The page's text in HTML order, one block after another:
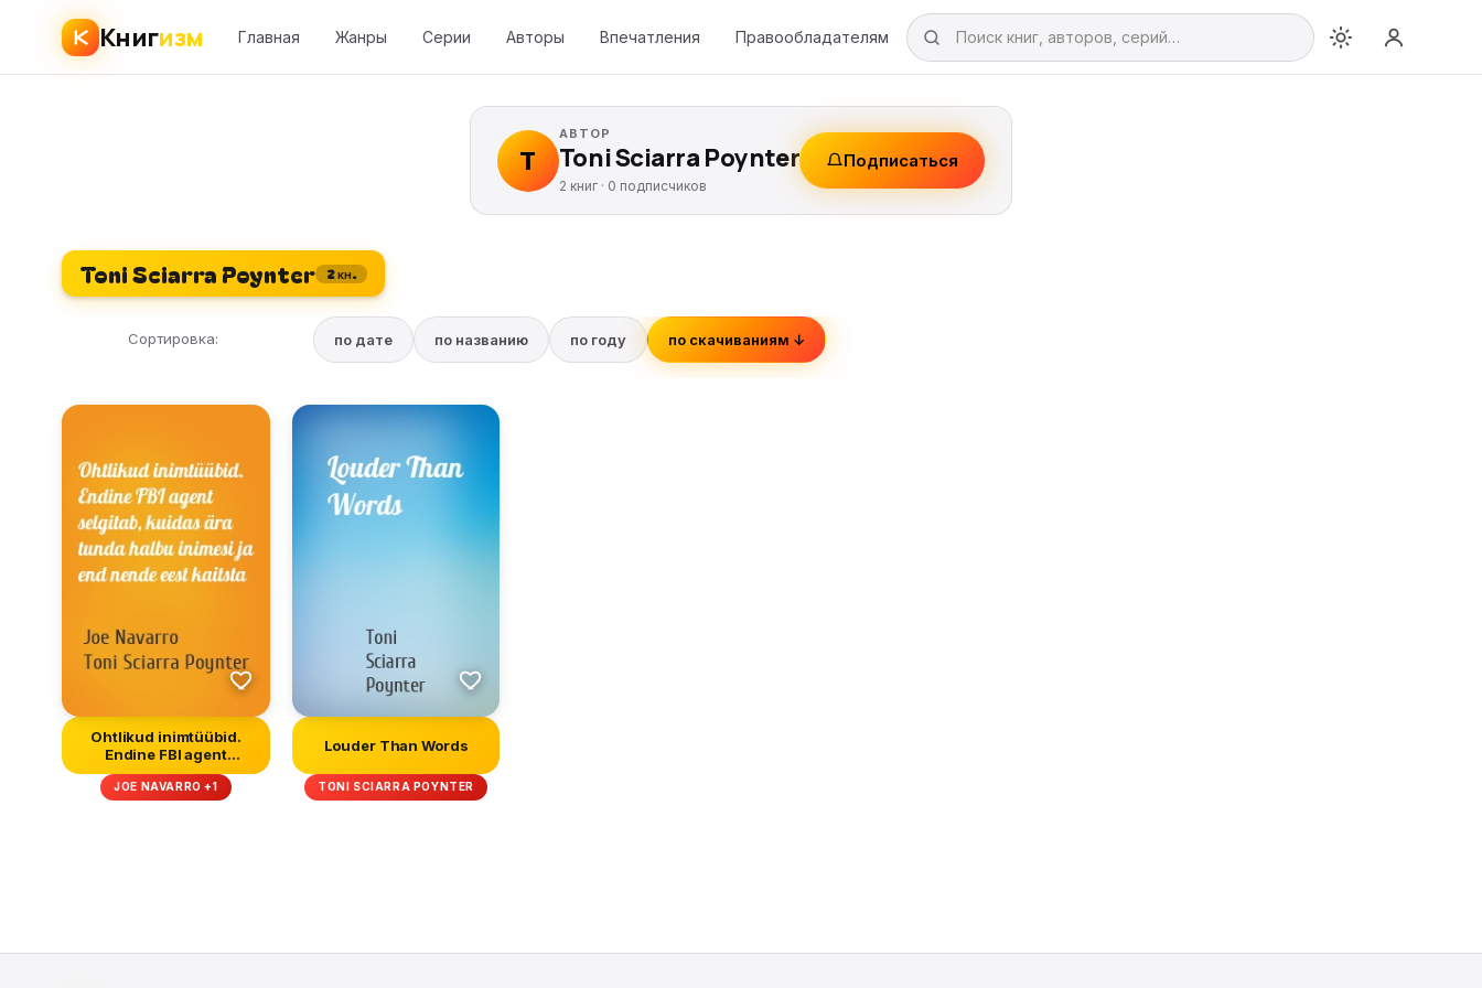
Книгизм Главная Жанры Серии Авторы Впечатления Правообладателям
T
АВТОР
Toni Sciarra Poynter
2 книг · 0 подписчиков
Подписаться
Toni Sciarra Poynter 2 кн.
Сортировка: по дате по названию по году по скачиваниям ↓
Ohtlikud inimtüübid.
Endine FBI agent
selgitab, ku...
JOE NAVARRO +1
Louder Than Words
TONI SCIARRA POYNTER